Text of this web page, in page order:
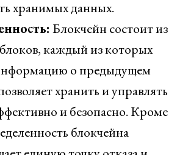
хранимых данных.
Блокчейн состоит из
каждый из которых
о предыдущем
хранить и управлять
и безопасно. Кроме
блокчейна